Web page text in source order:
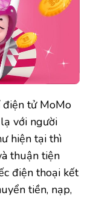
tử MoMo
với người
hiện tại thì
thuận tiện
điện thoại kết
tiền, nạp,